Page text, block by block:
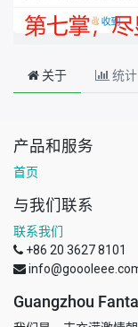
关于 统计
产品和服务
首页
与我们联系
联系我们
+86 20 3627 8101
Guangzhou